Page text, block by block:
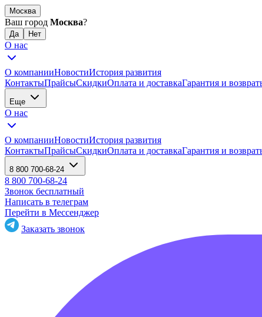
Москва
Ваш город Москва?
О нас
О компанииНовостиИстория развития
КонтактыПрайсыСкидкиОплата и доставкаГарантия и
Еще
О нас
О компанииНовостиИстория развития
КонтактыПрайсыСкидкиОплата и доставкаГарантия и
8 800 700-68-24
8 800 700-68-24
Звонок бесплатный
Написать в телеграм
Перейти в Мессенджер
Заказать звонок